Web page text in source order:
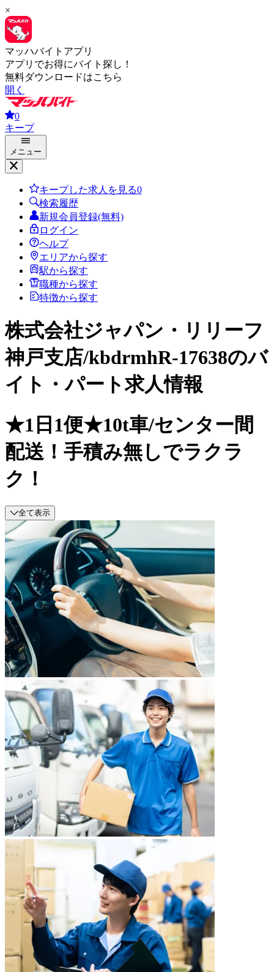
×
マッハバイトアプリ
アプリでお得にバイト探し！
無料ダウンロードはこちら
開く
0
キープ
メニュー
キープした求人を見る0
検索履歴
新規会員登録(無料)
ログイン
ヘルプ
エリアから探す
駅から探す
職種から探す
特徴から探す
株式会社ジャパン・リリーフ
神戸支店/kbdrmhR-17638のバ
イト・パート求人情報
★1日1便★10t車/センター間
配送！手積み無しでラクラ
ク！
全て表示